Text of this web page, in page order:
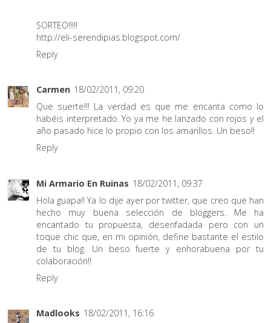
SORTEO!!!!!
http://eli-serendipias.blogspot.com/
Reply
Carmen 18/02/2011, 09:20
Que suerte!!! La verdad es que me encanta como lo
habéis interpretado. Yo ya me he lanzado con rojos y el
año pasado hice lo propio con los amarillos. Un beso!!
Reply
Mi Armario En Ruinas 18/02/2011, 09:37
Hola guapa!! Ya lo dije ayer por twitter, que creo que han
hecho muy buena selección de bloggers. Me ha
encantado tu propuesta, desenfadada pero con un
toque chic que, en mi opinión, define bastante el estilo
de tu blog. Un beso fuerte y enhorabuena por tu
colaboración!!
Reply
Madlooks 18/02/2011, 16:16